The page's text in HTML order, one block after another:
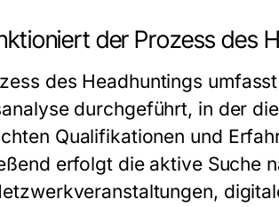
der Prozess des
des Headhuntings
durchgeführt, in der
Qualifikationen und
erfolgt die aktive Suche